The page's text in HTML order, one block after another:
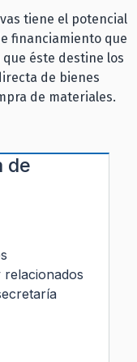
tiene el potencial
financiamiento que
éste destine los
de bienes
de materiales.
de
relacionados